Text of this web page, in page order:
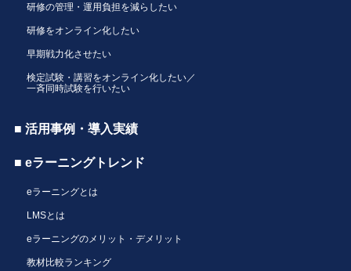
研修の管理・運用負担を減らしたい
研修をオンライン化したい
早期戦力化させたい
検定試験・講習をオンライン化したい／
一斉同時試験を行いたい
■ 活用事例・導入実績
■ eラーニングトレンド
eラーニングとは
LMSとは
eラーニングのメリット・デメリット
教材比較ランキング